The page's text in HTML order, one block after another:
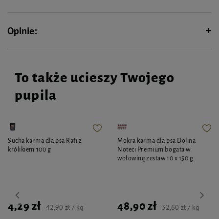
Opinie:
To także ucieszy Twojego
pupila
Sucha karma dla psa Rafi z
królikiem 100 g
4,29 zł 42,90 zł / kg
Mokra karma dla psa Dolina
Noteci Premium bogata w
wołowinę zestaw 10 x 150 g
48,90 zł 32,60 zł / kg